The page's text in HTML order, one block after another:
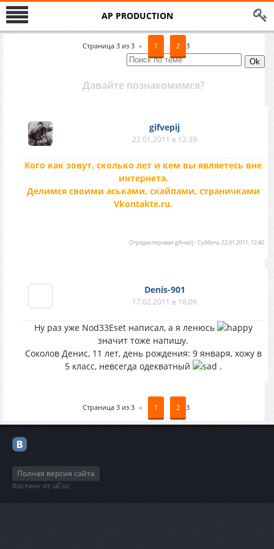
AP PRODUCTION
Страница 3 из 3 « 1 2 3
Давайте познакомимся?
gifvepij
22.01.2011 в 12:39
Кого как зовут, сколько лет и кем вы являетесь вне
интернета.
Делимся своими аськами, скайпами, страничками
Vkontakte.ru.
Отредактировалgifvepij-Суббота, 22.01.2011, 12:40
Denis-901
17.02.2011 в 16:06
Ну раз уже Nod33Eset написал, а я ленюсь
значит тоже напишу.
Соколов Денис, 11 лет, день рождения: 9 января, хожу в
5 класс, невсегда одекватный
.
Страница 3 из 3 « 1 2 3
Полная версия сайта
Хостинг от uCoz